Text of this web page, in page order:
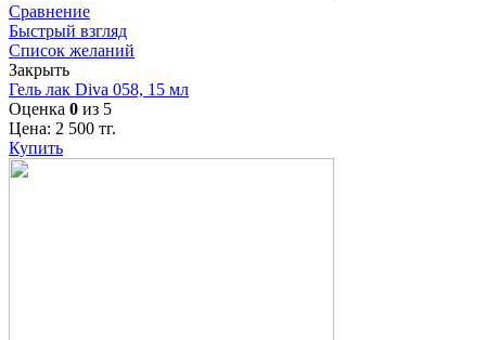
Сравнение
Быстрый взгляд
Список желаний
Закрыть
Гель лак Diva 058, 15 мл
Оценка 0 из 5
Цена: 2 500 тг.
Купить